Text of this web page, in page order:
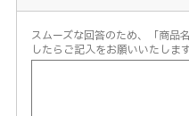
スムーズな回答のため、「商品
したらご記入をお願いいたします